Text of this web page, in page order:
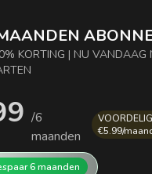
KORTING | NU VANDAAG
/6
maanden
€5.99/
6 maanden